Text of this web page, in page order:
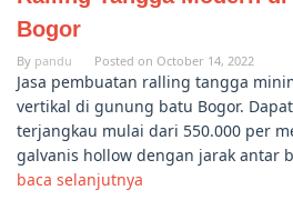
Bogor
By pandu Posted on October 14, 2022
Jasa pembuatan ralling tangga
vertikal di gunung batu Bogor.
terjangkau mulai dari 550.000 per
galvanis hollow dengan jarak antar
baca selanjutnya